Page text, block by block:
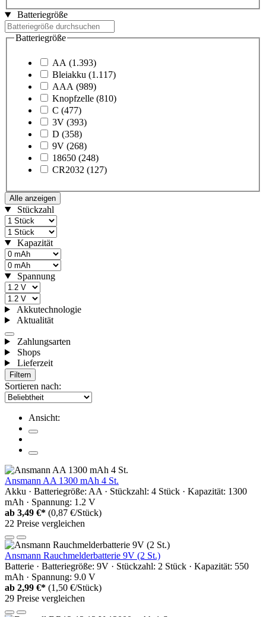
Batteriegröße
Batteriegröße
AA (1.393)
Bleiakku (1.117)
AAA (989)
Knopfzelle (810)
C (477)
3V (393)
D (358)
9V (268)
18650 (248)
CR2032 (127)
Alle anzeigen
Stückzahl
Kapazität
Spannung
Akkutechnologie
Aktualität
Zahlungsarten
Shops
Lieferzeit
Filtern
Sortieren nach:
Ansicht:
Ansmann AA 1300 mAh 4 St.
Akku · Batteriegröße: AA · Stückzahl: 4 Stück · Kapazität: 1300
mAh · Spannung: 1.2 V
ab 3,49 €* (0,87 €/Stück)
22 Preise vergleichen
Ansmann Rauchmelderbatterie 9V (2 St.)
Batterie · Batteriegröße: 9V · Stückzahl: 2 Stück · Kapazität: 550
mAh · Spannung: 9.0 V
ab 2,99 €* (1,50 €/Stück)
29 Preise vergleichen